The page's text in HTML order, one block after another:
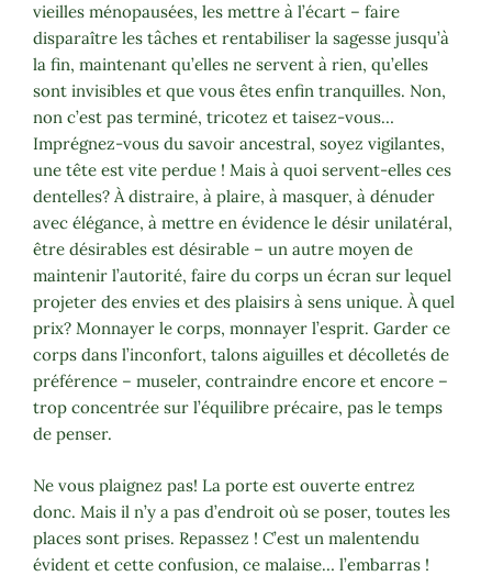
vieilles ménopausées, les mettre à l’écart – faire
disparaître les tâches et rentabiliser la sagesse jusqu’à
la fin, maintenant qu’elles ne servent à rien, qu’elles
sont invisibles et que vous êtes enfin tranquilles. Non,
non c’est pas terminé, tricotez et taisez-vous…
Imprégnez-vous du savoir ancestral, soyez vigilantes,
une tête est vite perdue ! Mais à quoi servent-elles ces
dentelles? À distraire, à plaire, à masquer, à dénuder
avec élégance, à mettre en évidence le désir unilatéral,
être désirables est désirable – un autre moyen de
maintenir l’autorité, faire du corps un écran sur lequel
projeter des envies et des plaisirs à sens unique. À quel
prix? Monnayer le corps, monnayer l’esprit. Garder ce
corps dans l’inconfort, talons aiguilles et décolletés de
préférence – museler, contraindre encore et encore –
trop concentrée sur l’équilibre précaire, pas le temps
de penser.
Ne vous plaignez pas! La porte est ouverte entrez
donc. Mais il n’y a pas d’endroit où se poser, toutes les
places sont prises. Repassez ! C’est un malentendu
évident et cette confusion, ce malaise… l’embarras !